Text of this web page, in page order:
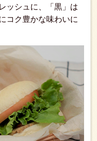
ッシュに、「黒」は
コク豊かな味わいに